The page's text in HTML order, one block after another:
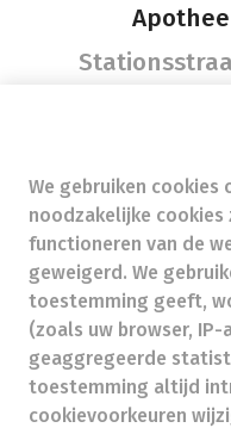
(BTW
Beroepstitel:
Beroepsvereniging:
Bond
Valt onder toezicht
02/537.42.67,
Deontologie:
Code
Tarieven
We gebruiken
noodzakelijke
functioneren van de
geweigerd. We
toestemming geeft,
(zoals uw browser,
geaggregeerde
toestemming altijd
cookievoorkeuren